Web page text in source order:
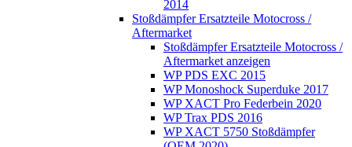
2014
Stoßdämpfer Ersatzteile Motocross /
Aftermarket
Stoßdämpfer Ersatzteile Motocross /
Aftermarket anzeigen
WP PDS EXC 2015
WP Monoshock Superduke 2017
WP XACT Pro Federbein 2020
WP Trax PDS 2016
WP XACT 5750 Stoßdämpfer